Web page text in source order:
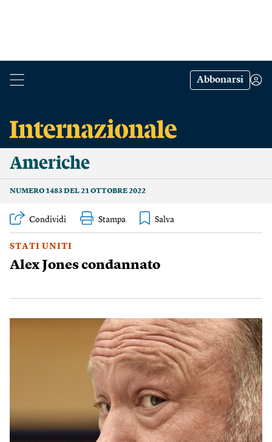
Abbonarsi
Americhe
NUMERO 1483 DEL 21 OTTOBRE 2022
Condividi Stampa
STATI UNITI
Alex Jones condannato